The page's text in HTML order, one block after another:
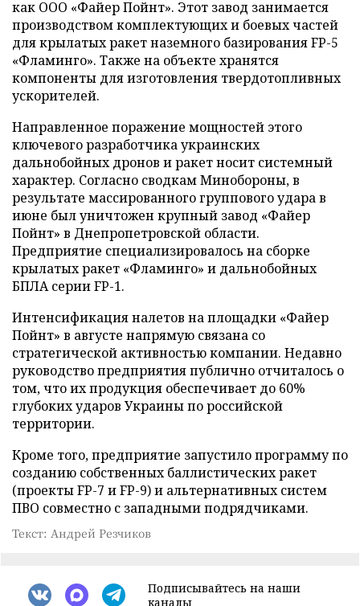
как ООО «Файер Пойнт». Этот завод занимается
производством комплектующих и боевых частей
для крылатых ракет наземного базирования FP-5
«Фламинго». Также на объекте хранятся
компоненты для изготовления твердотопливных
ускорителей.
Направленное поражение мощностей этого
ключевого разработчика украинских
дальнобойных дронов и ракет носит системный
характер. Согласно сводкам Минобороны, в
результате массированного группового удара в
июне был уничтожен крупный завод «Файер
Пойнт» в Днепропетровской области.
Предприятие специализировалось на сборке
крылатых ракет «Фламинго» и дальнобойных
БПЛА серии FP-1.
Интенсификация налетов на площадки «Файер
Пойнт» в августе напрямую связана со
стратегической активностью компании. Недавно
руководство предприятия публично отчиталось о
том, что их продукция обеспечивает до 60%
глубоких ударов Украины по российской
территории.
Кроме того, предприятие запустило программу по
созданию собственных баллистических ракет
(проекты FP-7 и FP-9) и альтернативных систем
ПВО совместно с западными подрядчиками.
Текст: Андрей Резчиков
Подписывайтесь на наши
каналы